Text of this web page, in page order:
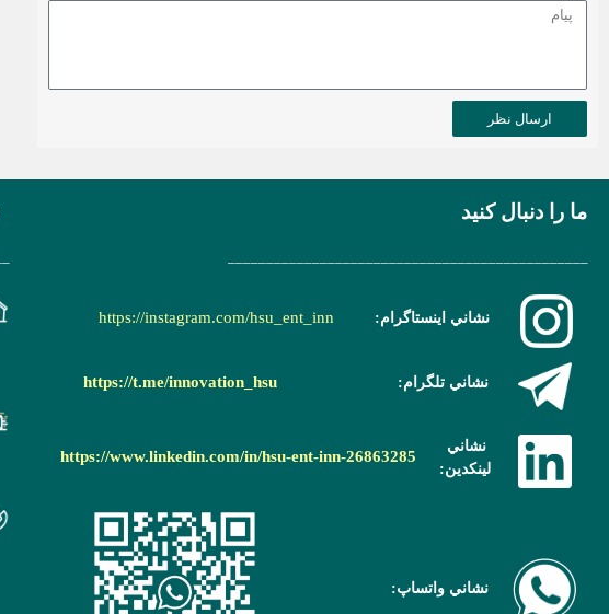
ارسال نظر
ما را دنبال کنید
نشاني اينستاگرام: https://instagram.com/hsu_ent_inn
نشاني تلگرام: https://t.me/innovation_hsu
نشاني
لينکدين:
https://www.linkedin.com/in/hsu-ent-inn-26863285
نشاني واتساپ: